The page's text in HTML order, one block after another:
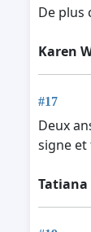
De plus
Karen
#17
Deux
signe et
Tatiana